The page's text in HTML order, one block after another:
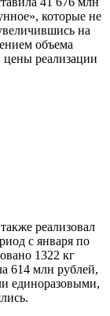
которые не
на
объема
цены реализации
реализовал
с января по
1322 кг
614 млн рублей,
единоразовыми,